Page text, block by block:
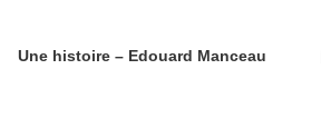
Une histoire – Edouard Manceau